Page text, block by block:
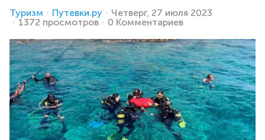
Туризм Путевки.ру
Четверг, 27 июля 2023
1372 просмотров
0 Комментариев